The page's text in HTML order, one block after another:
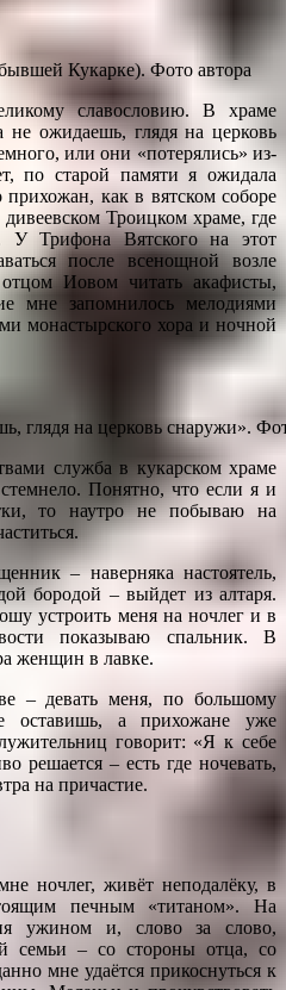
Кукарке). Фото автора
славословию. В храме
не ожидаешь, глядя на церковь
или они «потерялись» из-
по старой памяти я ожидала
прихожан, как в вятском соборе
Троицком храме, где
У Трифона Вятского на этот
после всенощной возле
Иовом читать акафисты,
мне запомнилось мелодиями
монастырского хора и ночной
глядя на церковь снаружи».
служба в кукарском храме
Понятно, что если я и
то наутро не побываю на
– наверняка настоятель,
бородой – выйдет из алтаря.
устроить меня на ночлег и в
показываю спальник. В
женщин в лавке.
– девать меня, по большому
оставишь, а прихожане уже
говорит: «Я к себе
решается – есть где ночевать,
на причастие.
ночлег, живёт неподалёку, в
печным «титаном». На
ужином и, слово за слово,
семьи – со стороны отца, со
мне удаётся прикоснуться к